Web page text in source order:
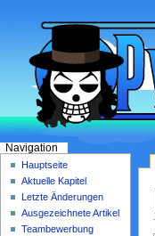
Navigation
Hauptseite
Aktuelle Kapitel
Letzte Änderungen
Ausgezeichnete Artikel
Teambewerbung